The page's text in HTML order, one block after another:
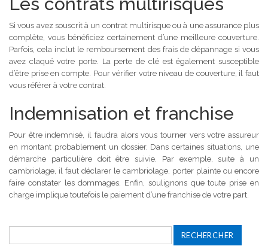
Si vous avez souscrit à un contrat multirisque ou à une assurance plus
complète, vous bénéficiez certainement d’une meilleure couverture.
Parfois, cela inclut le remboursement des frais de dépannage si vous
avez claqué votre porte. La perte de clé est également susceptible
d’être prise en compte. Pour vérifier votre niveau de couverture, il faut
vous référer à votre contrat.
Indemnisation et franchise
Pour être indemnisé, il faudra alors vous tourner vers votre assureur
en montant probablement un dossier. Dans certaines situations, une
démarche particulière doit être suivie. Par exemple, suite à un
cambriolage, il faut déclarer le cambriolage, porter plainte ou encore
faire constater les dommages. Enfin, soulignons que toute prise en
charge implique toutefois le paiement d’une franchise de votre part.